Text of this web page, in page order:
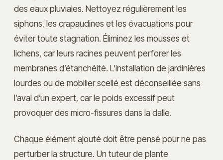
des eaux pluviales. Nettoyez régulièrement les
siphons, les crapaudines et les évacuations pour
éviter toute stagnation. Éliminez les mousses et
lichens, car leurs racines peuvent perforer les
membranes d’étanchéité. L’installation de jardinières
lourdes ou de mobilier scellé est déconseillée sans
l’aval d’un expert, car le poids excessif peut
provoquer des micro-fissures dans la dalle.
Chaque élément ajouté doit être pensé pour ne pas
perturber la structure. Un tuteur de plante